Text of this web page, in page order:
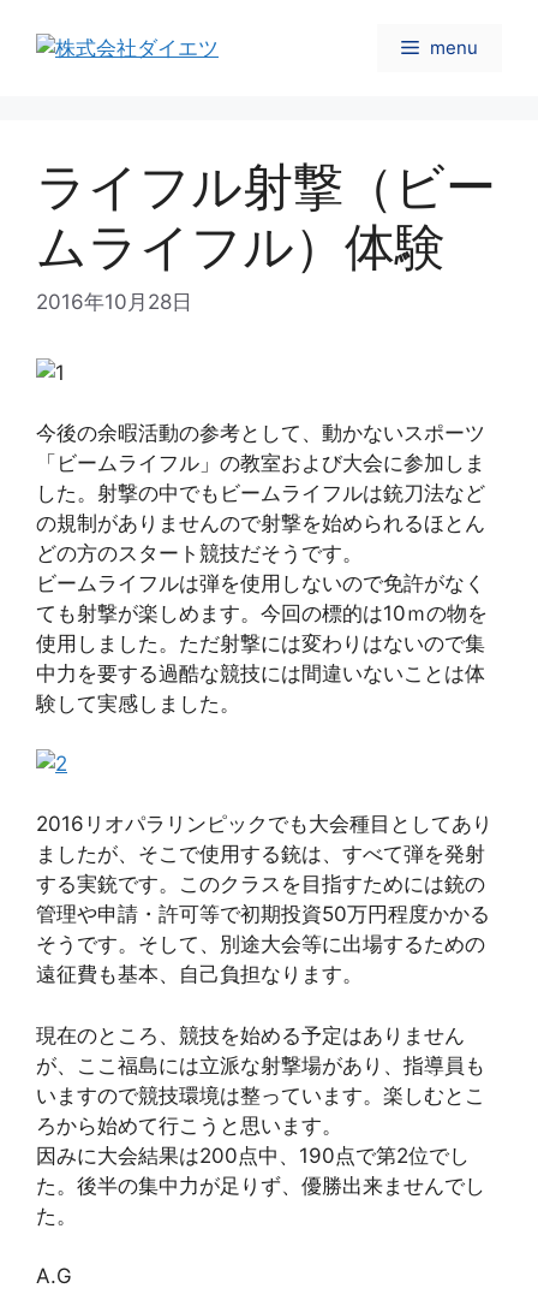
menu
ライフル射撃（ビー
ムライフル）体験
2016年10月28日
今後の余暇活動の参考として、動かないスポーツ
「ビームライフル」の教室および大会に参加しま
した。射撃の中でもビームライフルは銃刀法など
の規制がありませんので射撃を始められるほとん
どの方のスタート競技だそうです。
ビームライフルは弾を使用しないので免許がなく
ても射撃が楽しめます。今回の標的は10ｍの物を
使用しました。ただ射撃には変わりはないので集
中力を要する過酷な競技には間違いないことは体
験して実感しました。
2016リオパラリンピックでも大会種目としてあり
ましたが、そこで使用する銃は、すべて弾を発射
する実銃です。このクラスを目指すためには銃の
管理や申請・許可等で初期投資50万円程度かかる
そうです。そして、別途大会等に出場するための
遠征費も基本、自己負担なります。
現在のところ、競技を始める予定はありません
が、ここ福島には立派な射撃場があり、指導員も
いますので競技環境は整っています。楽しむとこ
ろから始めて行こうと思います。
因みに大会結果は200点中、190点で第2位でし
た。後半の集中力が足りず、優勝出来ませんでし
た。
A.G